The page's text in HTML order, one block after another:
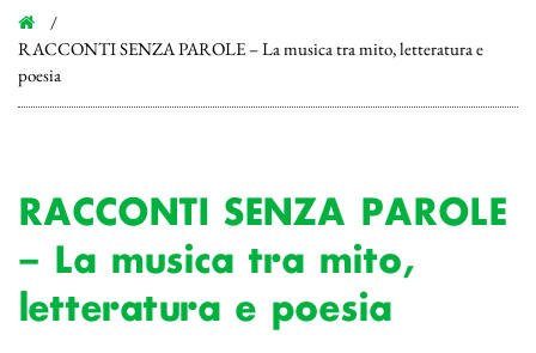
RACCONTI SENZA PAROLE – La musica tra mito, letteratura e
poesia
RACCONTI SENZA PAROLE
– La musica tra mito,
letteratura e poesia